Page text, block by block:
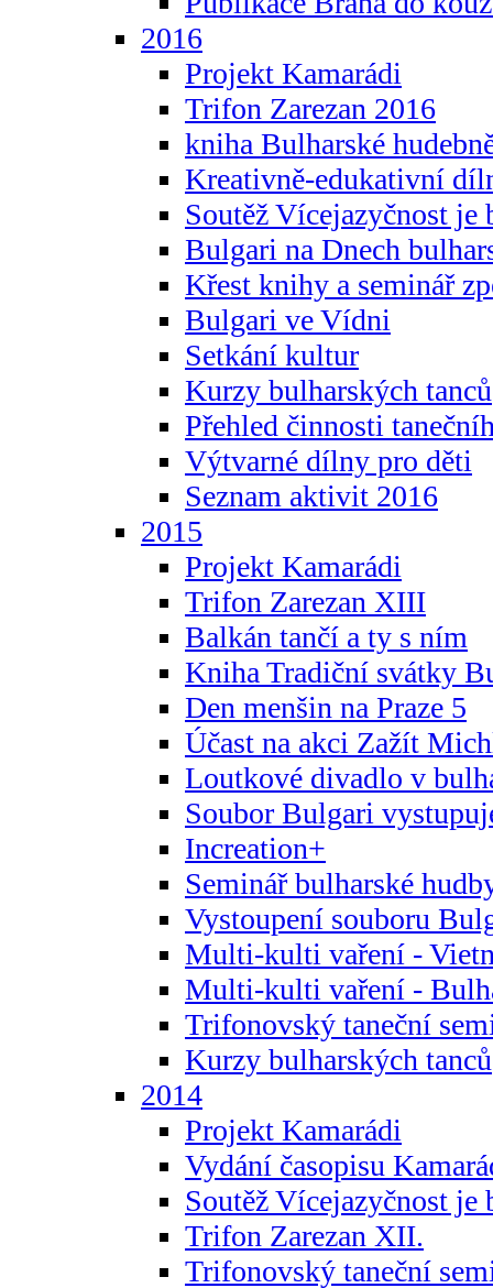
2016
Projekt Kamarádi
Trifon Zarezan 2016
kniha Bulharské
Kreativně-edukativní
Soutěž Vícejazyčnost je
Bulgari na Dnech
Křest knihy a seminář
Bulgari ve Vídni
Setkání kultur
Kurzy bulharských tanců
Přehled činnosti
Výtvarné dílny pro děti
Seznam aktivit 2016
2015
Projekt Kamarádi
Trifon Zarezan XIII
Balkán tančí a ty s ním
Kniha Tradiční svátky
Den menšin na Praze 5
Účast na akci Zažít
Loutkové divadlo v
Soubor Bulgari
Increation+
Seminář bulharské
Vystoupení souboru
Multi-kulti vaření -
Multi-kulti vaření -
Trifonovský taneční
Kurzy bulharských tanců
2014
Projekt Kamarádi
Vydání časopisu
Soutěž Vícejazyčnost je
Trifon Zarezan XII.
Trifonovský taneční